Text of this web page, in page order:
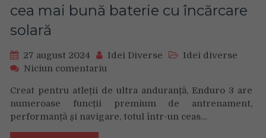
cea mai bună baterie cu încărcare
solară
27 august 2024 Idei Diverse
Idei diverse
Niciun comentariu
care
impinge
limitele:
Creat pentru atleții de ultra anduranță, Enduro 3 are
numeroase funcții premium de antrenament,
performanță și navigare, totul într-un ceas…